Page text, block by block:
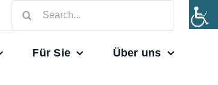
Für Sie Über uns